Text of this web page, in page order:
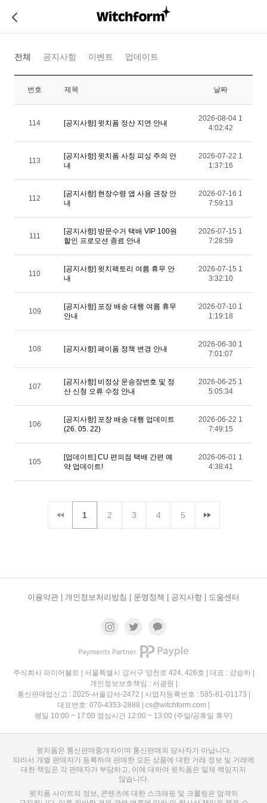
전체 공지사항 이벤트 업데이트
번호 제목 날짜
114 [공지사항] 윗치폼 정산 지연 안내
2026-08-04 1
4:02:42
113
[공지사항] 윗치폼 사칭 피싱 주의 안
내
2026-07-22 1
1:37:16
112
[공지사항] 현장수령 앱 사용 권장 안
내
2026-07-16 1
7:59:13
111
[공지사항] 방문수거 택배 VIP 100원
할인 프로모션 종료 안내
2026-07-15 1
7:28:59
110
[공지사항] 윗치팩토리 여름 휴무 안
내
2026-07-15 1
3:32:10
109
[공지사항] 포장 배송 대행 여름 휴무
안내
2026-07-10 1
1:19:18
108 [공지사항] 페이폼 정책 변경 안내
2026-06-30 1
7:01:07
107
[공지사항] 비정상 운송장번호 및 정
산 신청 오류 수정 안내
2026-06-25 1
5:05:34
106
[공지사항] 포장 배송 대행 업데이트
(26. 05. 22)
2026-06-22 1
7:49:15
105
[업데이트] CU 편의점 택배 간편 예
약 업데이트!
2026-06-01 1
4:38:41
1 2 3 4 5
이용약관 | 개인정보처리방침 | 운영정책 | 공지사항 | 도움센터
주식회사 파이어볼트 | 서울특별시 강서구 양천로 424, 426호 | 대표 : 강승하 |
개인정보보호책임 : 서광원 |
통신판매업신고 : 2025-서울강서-2472 | 사업자등록번호 : 585-81-01173 |
대표번호: 070-4353-2888 | cs@witchform.com |
평일 10:00 ~ 17:00 점심시간 12:00 ~ 13:00 (주말/공휴일 휴무)
윗치폼은 통신판매중개자이며 통신판매의 당사자가 아닙니다.
따라서 개별 판매자가 등록하여 판매한 모든 상품에 대한 거래 정보 및 거래에
대한 책임은 각 판매자가 부담하고, 이에 대하여 윗치폼은 일체 책임지지
않습니다.
윗치폼 사이트의 정보, 콘텐츠에 대한 스크래핑 및 크롤링은 엄격히